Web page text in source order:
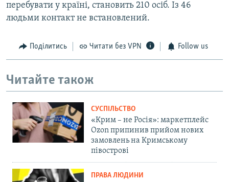
перебувати у країні, становить 210 осіб. Із 46
людьми контакт не встановлений.
Поділитись Читати без VPN Follow us
Читайте також
СУСПІЛЬСТВО
«Крим – не Росія»: маркетплейс
Ozon припинив прийом нових
замовлень на Кримському
півострові
ПРАВА ЛЮДИНИ